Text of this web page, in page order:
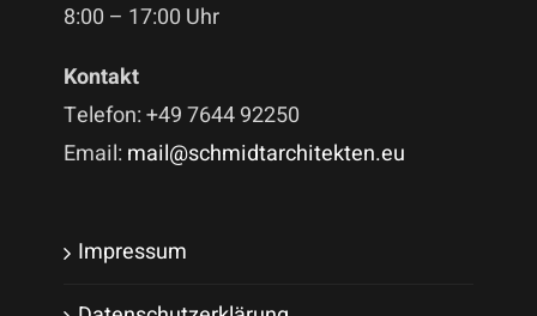
8:00 – 17:00 Uhr
Kontakt
Telefon: +49 7644 92250
Email: mail@schmidtarchitekten.eu
Impressum